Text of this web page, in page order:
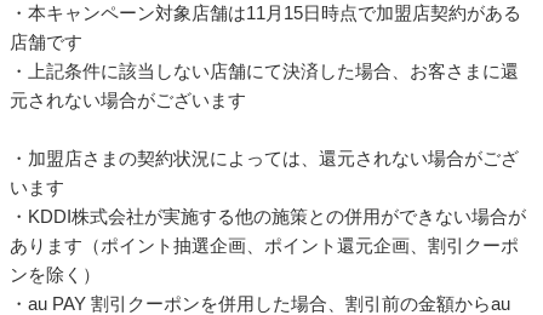
・本キャンペーン対象店舗は11月15日時点で加盟店契約がある
店舗です
・上記条件に該当しない店舗にて決済した場合、お客さまに還
元されない場合がございます
・加盟店さまの契約状況によっては、還元されない場合がござ
います
・KDDI株式会社が実施する他の施策との併用ができない場合が
あります（ポイント抽選企画、ポイント還元企画、割引クーポ
ンを除く）
・au PAY 割引クーポンを併用した場合、割引前の金額からau